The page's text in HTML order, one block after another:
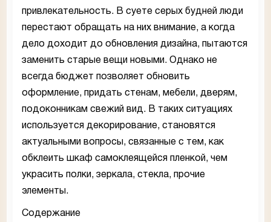
привлекательность. В суете серых будней люди
перестают обращать на них внимание, а когда
дело доходит до обновления дизайна, пытаются
заменить старые вещи новыми. Однако не
всегда бюджет позволяет обновить
оформление, придать стенам, мебели, дверям,
подоконникам свежий вид. В таких ситуациях
используется декорирование, становятся
актуальными вопросы, связанные с тем, как
обклеить шкаф самоклеящейся пленкой, чем
украсить полки, зеркала, стекла, прочие
элементы.
Содержание